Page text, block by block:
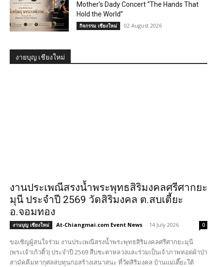
Mother’s Dady Concert “The Hands That
Hold the World”
กิจกรรม เชียงใหม่ 02 August 2026
งายบุญ เชียงใหม่
งานประเพณีสรงน้ำพระพุทธสิริมงคลศรีศากยะ
มุนี ประจำปี 2569 วัดสิริมงคล ต.สบเตี้ยะ
อ.จอมทอง
งานบุญ เชียงใหม่ At-Chiangmai.com Event News - 14 July 2026 0
ขอเชิญผู้สนใจร่วม งานประเพณีสรงน้ำพระพุทธสิริมงคลศรีศากยะมุนี
(พระเจ้าเก้วติ้ว) ประจำปี 2569 สืบชะตาหลวงและร่วมเป็นเจ้าภาพทอดผ้าป่า
สามัคคีมหากุศลสบทุนก่อสร้างเสนาสนะ ที่วัดสิริมงคล บ้านแม่เตี๊ยะใต้